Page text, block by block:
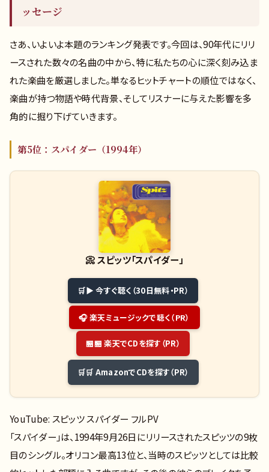
ッセージ
さあ、いよいよ本題のランキング発表です。今回は、90年代にリリ
ースされた数々の名曲の中から、特に私たちの心に深く刻み込ま
れた楽曲を厳選しました。単なるヒットチャートの順位ではなく、
楽曲が持つ物語や時代背景、そしてリスナーに与えた影響を多
角的に掘り下げていきます。
第5位：スパイダー（1994年）
📀スピッツ「スパイダー」
▶ 今すぐ聴く（30日無料・PR）
🎧 楽天ミュージックで聴く（PR）
🏪 楽天でCDを探す（PR）
🛒 AmazonでCDを探す（PR）
YouTube: スピッツ スパイダー フルPV
「スパイダー」は、1994年9月26日にリリースされたスピッツの9枚
目のシングル。オリコン最高13位と、当時のスピッツとしては比較